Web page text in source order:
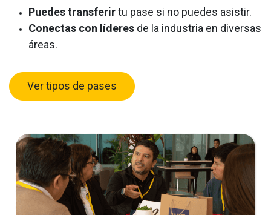
Puedes transferirtu pase si no puedes asistir.
Conectas con líderes de la industria en diversas
áreas.
Ver tipos de pases